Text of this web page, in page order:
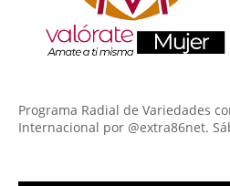
Programa Radial de Variedades
Internacional por @extra86net.